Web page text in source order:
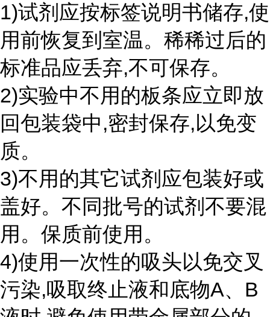
1)试剂应按标签说明书储存,使
用前恢复到室温。稀稀过后的
标准品应丢弃,不可保存。
2)实验中不用的板条应立即放
回包装袋中,密封保存,以免变
质。
3)不用的其它试剂应包装好或
盖好。不同批号的试剂不要混
用。保质前使用。
4)使用一次性的吸头以免交叉
污染,吸取终止液和底物A、B